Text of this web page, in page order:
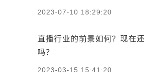
2023-07-10 18:29:20
直播行业的前景如何？现在
吗？
2023-03-15 15:41:20